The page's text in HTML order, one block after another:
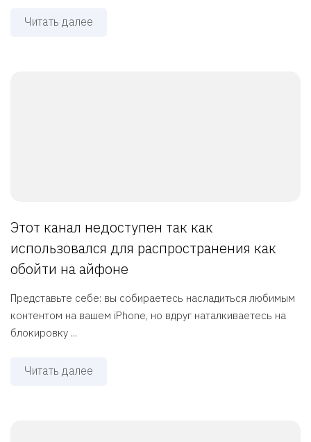
Читать далее
Этот канал недоступен так как
использовался для распространения как
обойти на айфоне
Представьте себе: вы собираетесь насладиться любимым
контентом на вашем iPhone, но вдруг наталкиваетесь на
блокировку ...
Читать далее